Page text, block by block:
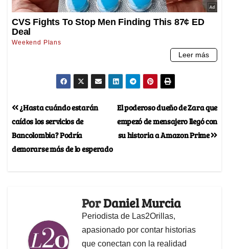
El poderoso dueño de Zara que
empezó de mensajero llegó con
su historia a Amazon Prime
¿Hasta cuándo estarán
caídos los servicios de
Bancolombia? Podría
demorarse más de lo esperado
PorDaniel Murcia
Periodista de Las2Orillas,
apasionado por contar historias
que conectan con la realidad